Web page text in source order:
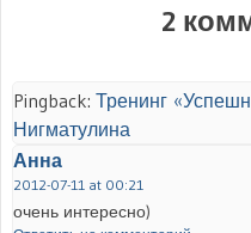
2
Pingback:Тренинг
Нигматулина
Анна
2012-07-11 at 00:21
очень интересно)